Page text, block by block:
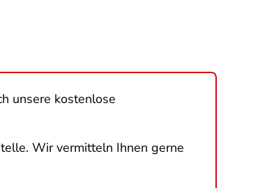
unsere kostenlose
Wir vermitteln Ihnen gerne